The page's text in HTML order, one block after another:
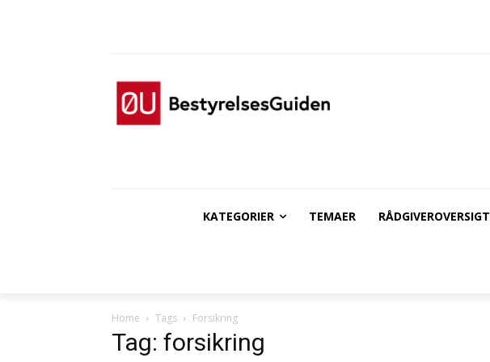
KATEGORIER TEMAER RÅDGIVEROVERSIGT
Home Tags Forsikring
Tag: forsikring